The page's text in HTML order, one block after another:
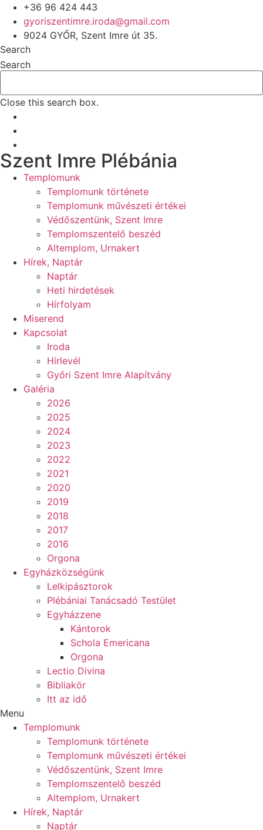
+36 96 424 443
gyoriszentimre.iroda@gmail.com
9024 GYŐR, Szent Imre út 35.
Search
Search
Close this search box.
Szent Imre Plébánia
Templomunk
Templomunk története
Templomunk művészeti értékei
Védőszentünk, Szent Imre
Templomszentelő beszéd
Altemplom, Urnakert
Hírek, Naptár
Naptár
Heti hirdetések
Hírfolyam
Miserend
Kapcsolat
Iroda
Hírlevél
Győri Szent Imre Alapítvány
Galéria
2026
2025
2024
2023
2022
2021
2020
2019
2018
2017
2016
Orgona
Egyházközségünk
Lelkipásztorok
Plébániai Tanácsadó Testület
Egyházzene
Kántorok
Schola Emericana
Orgona
Lectio Divina
Bibliakör
Itt az idő
Menu
Templomunk
Templomunk története
Templomunk művészeti értékei
Védőszentünk, Szent Imre
Templomszentelő beszéd
Altemplom, Urnakert
Hírek, Naptár
Naptár